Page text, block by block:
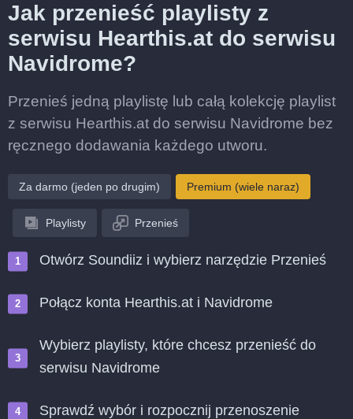
Jak przenieść playlisty z
serwisu Hearthis.at do serwisu
Navidrome?
Przenieś jedną playlistę lub całą kolekcję playlist
z serwisu Hearthis.at do serwisu Navidrome bez
ręcznego dodawania każdego utworu.
Za darmo (jeden po drugim) Premium (wiele naraz)
Playlisty Przenieś
Otwórz Soundiiz i wybierz narzędzie Przenieś
Połącz konta Hearthis.at i Navidrome
Wybierz playlisty, które chcesz przenieść do
serwisu Navidrome
Sprawdź wybór i rozpocznij przenoszenie